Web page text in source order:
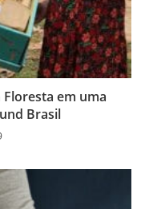
em uma
Brasil